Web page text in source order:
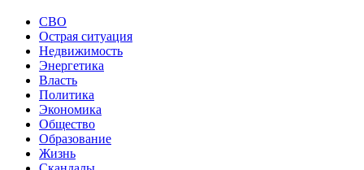
СВО
Острая ситуация
Недвижимость
Энергетика
Власть
Политика
Экономика
Общество
Образование
Жизнь